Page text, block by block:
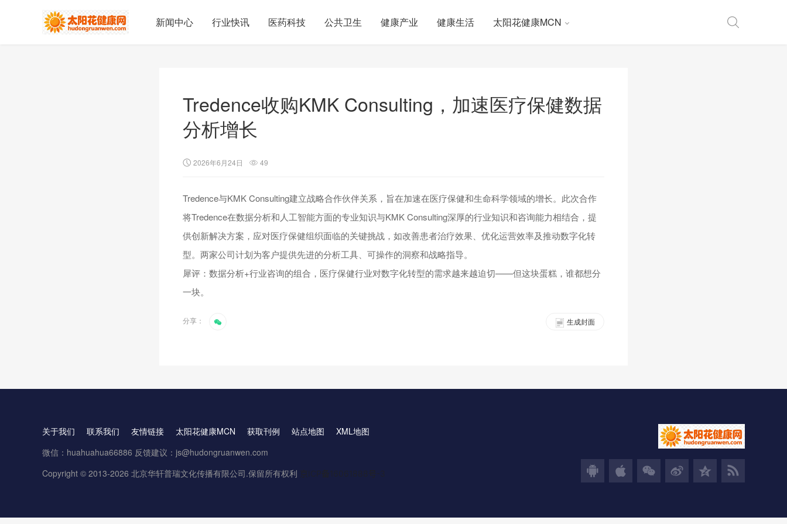
新闻中心 行业快讯 医药科技 公共卫生 健康产业 健康生活 太阳花健康MCN
Tredence收购KMK Consulting，加速医疗保健数据
分析增长
2026年6月24日 49
Tredence与KMK Consulting建立战略合作伙伴关系，旨在加速在医疗保健和生命科学领域的增长。此次合作
将Tredence在数据分析和人工智能方面的专业知识与KMK Consulting深厚的行业知识和咨询能力相结合，提
供创新解决方案，应对医疗保健组织面临的关键挑战，如改善患者治疗效果、优化运营效率及推动数字化转
型。两家公司计划为客户提供先进的分析工具、可操作的洞察和战略指导。
犀评：数据分析+行业咨询的组合，医疗保健行业对数字化转型的需求越来越迫切——但这块蛋糕，谁都想分
一块。
分享： 生成封面
关于我们 联系我们 友情链接 太阳花健康MCN 获取刊例 站点地图
XML地图
微信：huahuahua66886 反馈建议：js@hudongruanwen.com
Copyright © 2013-2026 北京华轩普瑞文化传播有限公司.保留所有权利 京ICP备16061888号-3